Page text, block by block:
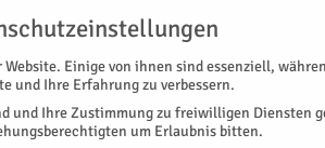
Einige von ihnen sind essenziell,
und Ihre Erfahrung zu verbessern.
und Ihre Zustimmung zu freiwilligen Diensten
um Erlaubnis bitten.